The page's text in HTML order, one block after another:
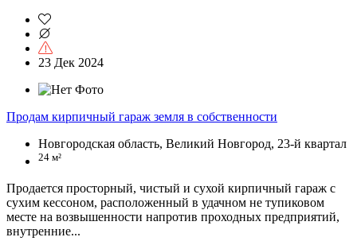
23 Дек 2024
Продам кирпичный гараж земля в собственности
Новгородская область, Великий Новгород, 23-й квартал
24 м²
Продается просторный, чистый и сухой кирпичный гараж с
сухим кессоном, расположенный в удачном не тупиковом
месте на возвышенности напротив проходных предприятий,
внутренние...